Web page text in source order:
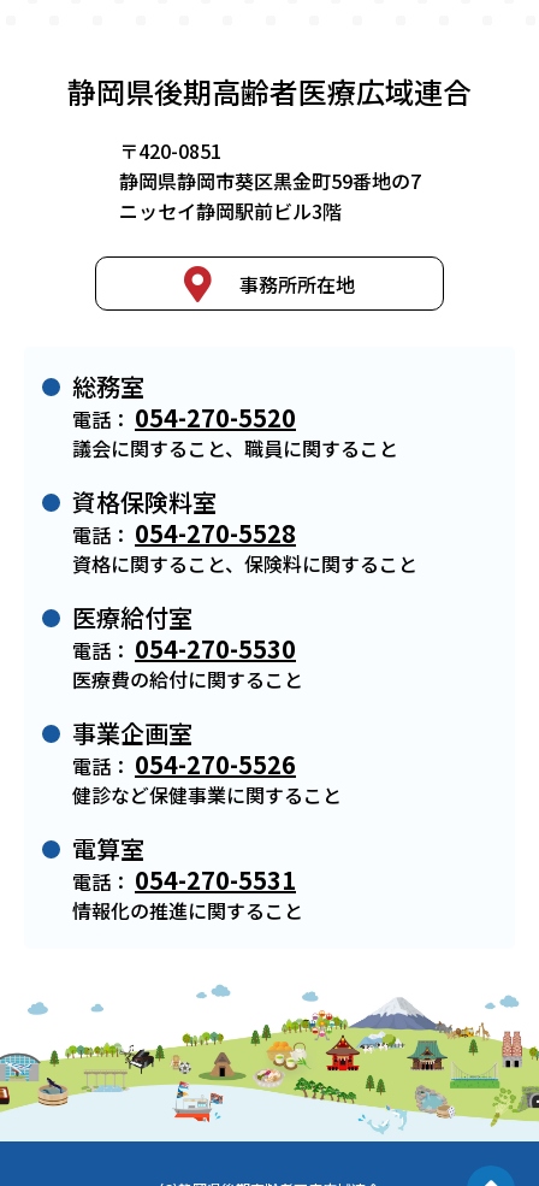
静岡県後期高齢者医療広域連合
〒420-0851
静岡県静岡市葵区黒金町59番地の7
ニッセイ静岡駅前ビル3階
事務所所在地
総務室
電話： 054-270-5520
議会に関すること、職員に関すること
資格保険料室
電話： 054-270-5528
資格に関すること、保険料に関すること
医療給付室
電話： 054-270-5530
医療費の給付に関すること
事業企画室
電話： 054-270-5526
健診など保健事業に関すること
電算室
電話： 054-270-5531
情報化の推進に関すること